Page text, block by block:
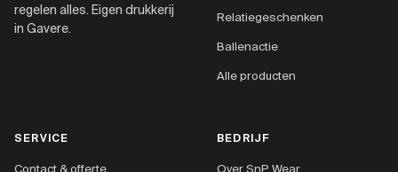
regelen alles. Eigen drukkerij
in Gavere.
Relatiegeschenken
Ballenactie
Alle producten
SERVICE
Contact & offerte
BEDRIJF
Over SnP Wear